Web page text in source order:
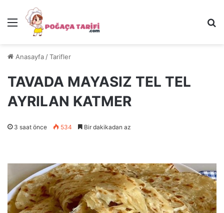
Menü
Anasayfa /Tarifler
TAVADA MAYASIZ TEL TEL
AYRILAN KATMER
3 saat önce 534 Bir dakikadan az